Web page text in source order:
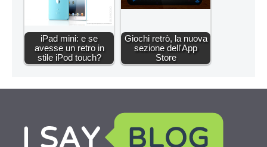
iPad mini: e se
avesse un retro in
stile iPod touch?
Giochi retrò, la nuova
sezione dell'App
Store